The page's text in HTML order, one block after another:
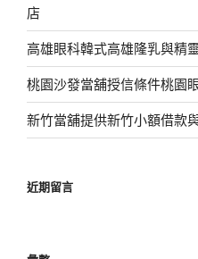
店
高雄眼科韓式高雄隆乳與精
桃園沙發當舖授信條件桃園
新竹當舖提供新竹小額借款
近期留言